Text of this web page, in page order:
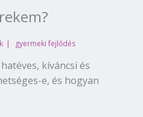
gyermeki fejlődés
kíváncsi és
e, és hogyan